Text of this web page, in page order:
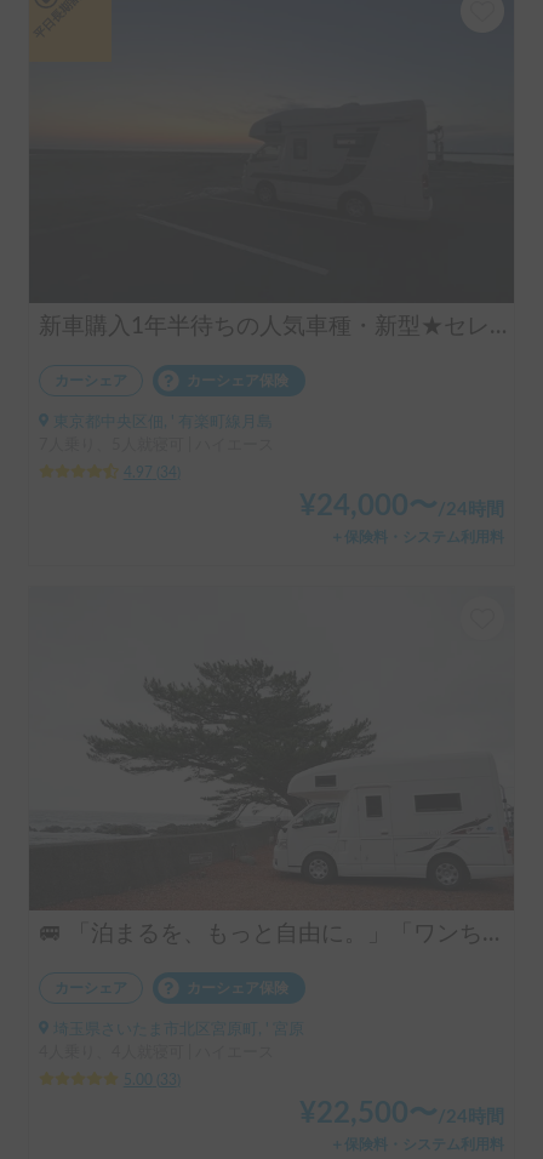
新車購入1年半待ちの人気車種・新型★セレンゲティ525（4WD）★で絶好のアウトドアシーズンを楽しもう！
カーシェア カーシェア保険
東京都中央区佃, ' 有楽町線月島
4.97
34
¥24,000〜 /24時間
＋保険料・システム利用料
🚐 「泊まるを、もっと自由に。」「ワンちゃんも一緒に、旅に出よう。」ハイエースベースのラグジュアリーキャブコン！ 4人乗りで広々ゆったり快適空間 ・リアクーラー完備で移動中も後部座席も快適 ・揺れが少なく長距離でも快適な乗り心地 👉 初めてのキャンピングカーにもおすすめです！オプションキャンプ用品も充実してます。
カーシェア カーシェア保険
埼玉県さいたま市北区宮原町, ' 宮原
5.00
33
¥22,500〜 /24時間
＋保険料・システム利用料